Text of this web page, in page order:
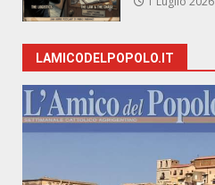
LAMICODELPOPOLO.IT